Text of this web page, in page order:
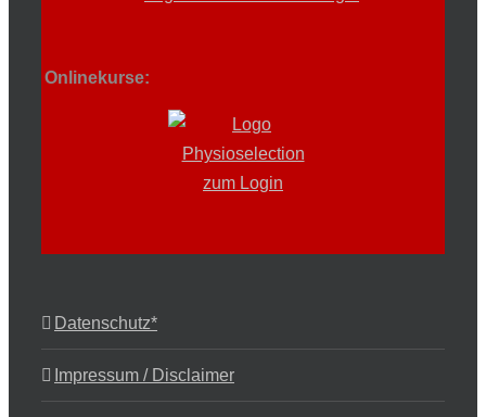
Onlinekurse:
Datenschutz*
Impressum / Disclaimer